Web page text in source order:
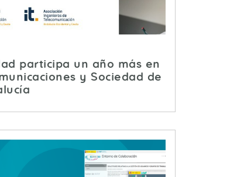
participa un año más en
y Sociedad de